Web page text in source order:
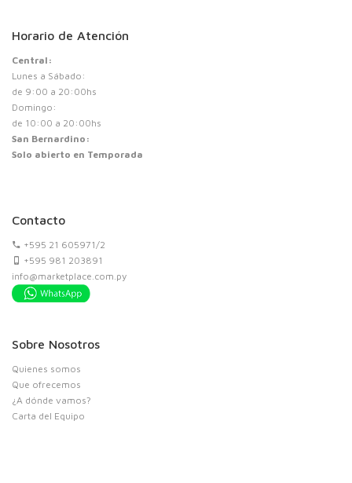
Horario de Atención
Central:
Lunes a Sábado:
de 9:00 a 20:00hs
Domingo:
de 10:00 a 20:00hs
San Bernardino:
Solo abierto en Temporada
Contacto
+595 21 605971/2
+595 981 203891
info@marketplace.com.py
Sobre Nosotros
Quienes somos
Que ofrecemos
¿A dónde vamos?
Carta del Equipo